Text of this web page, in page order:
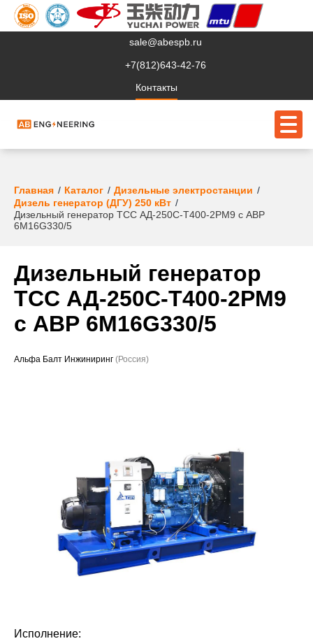
sale@abespb.ru
+7(812)643-42-76
Контакты
О компании
Клиентам
Сервис
Судовое ЭО
Проекты
Главная Каталог
Дизельные электростанции
Дизель генератор (ДГУ) 250 кВт
Дизельный генератор ТСС АД-250С-Т400-2РМ9 с АВР
6M16G330/5
Дизельный генератор
ТСС АД-250С-Т400-2РМ9
с АВР 6M16G330/5
Альфа Балт Инжиниринг (Россия)
Исполнение: